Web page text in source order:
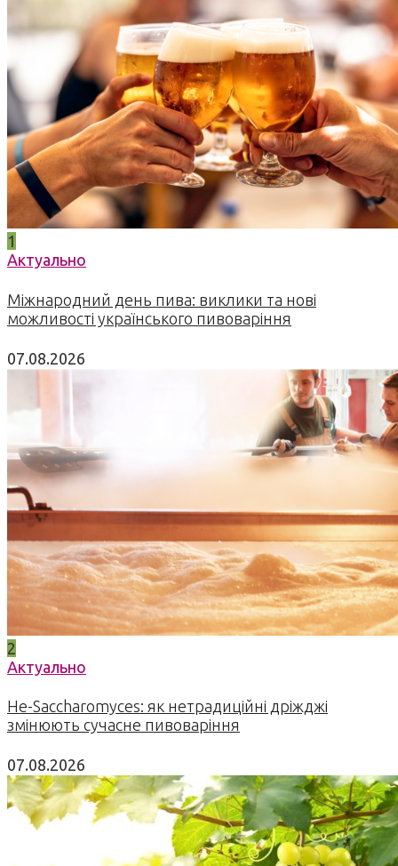
1
Актуально
Міжнародний день пива: виклики та нові
можливості українського пивоваріння
07.08.2026
2
Актуально
Не-Saccharomyces: як нетрадиційні дріжджі
змінюють сучасне пивоваріння
07.08.2026